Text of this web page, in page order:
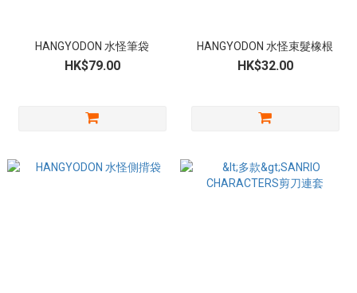
HANGYODON 水怪筆袋
HK$79.00
HANGYODON 水怪束髮橡根
HK$32.00